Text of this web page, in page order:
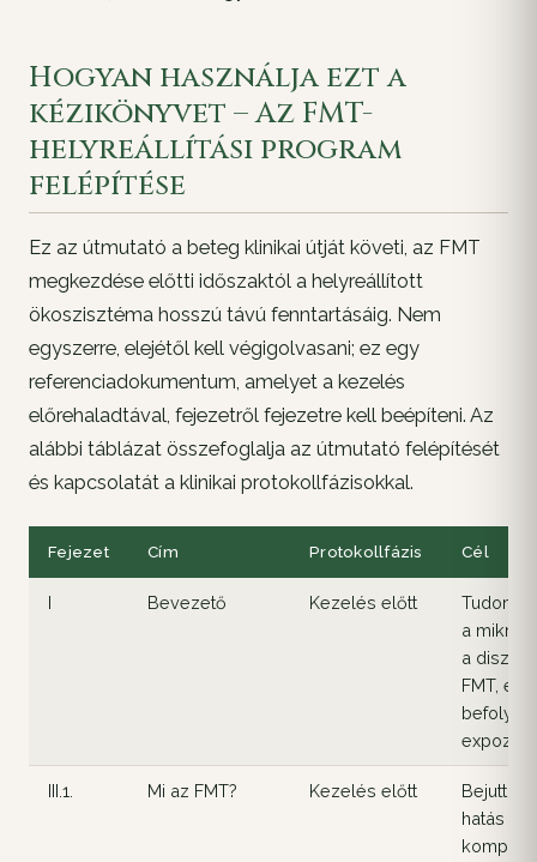
Hogyan használja ezt a
kézikönyvet – Az FMT-
helyreállítási program
felépítése
Ez az útmutató a beteg klinikai útját követi, az FMT
megkezdése előtti időszaktól a helyreállított
ökoszisztéma hosszú távú fenntartásáig. Nem
egyszerre, elejétől kell végigolvasani; ez egy
referenciadokumentum, amelyet a kezelés
előrehaladtával, fejezetről fejezetre kell beépíteni. Az
alábbi táblázat összefoglalja az útmutató felépítését
és kapcsolatát a klinikai protokollfázisokkal.
Fejezet Cím Protokollfázis Cél
I Bevezető Kezelés előtt
a
a
FMT, és
III.1. Mi az FMT? Kezelés előtt
hatás